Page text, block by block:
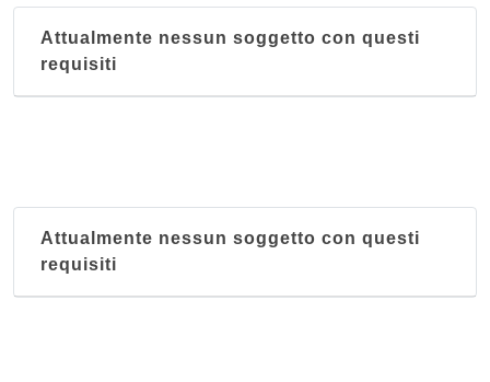
Attualmente nessun soggetto con questi
requisiti
Attualmente nessun soggetto con questi
requisiti